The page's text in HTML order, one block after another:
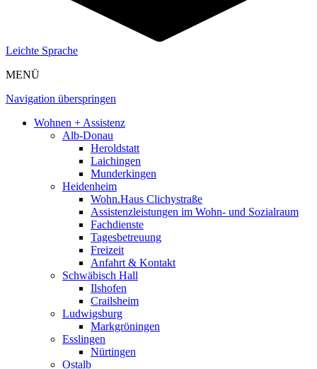
Leichte Sprache
MENÜ
Navigation überspringen
Wohnen + Assistenz
Alb-Donau
Heroldstatt
Laichingen
Munderkingen
Heidenheim
Wohn.Haus Clichystraße
Assistenzleistungen im Wohn- und Sozialraum
Fachdienste
Tagesbetreuung
Freizeit
Anfahrt & Kontakt
Schwäbisch Hall
Ilshofen
Crailsheim
Ludwigsburg
Markgröningen
Esslingen
Nürtingen
Ostalb